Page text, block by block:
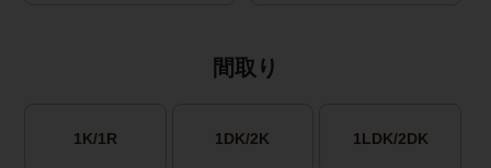
間取り
1K/1R 1DK/2K 1LDK/2DK